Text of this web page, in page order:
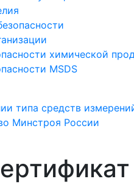
химической
MSDS
типа средств
Минстроя России